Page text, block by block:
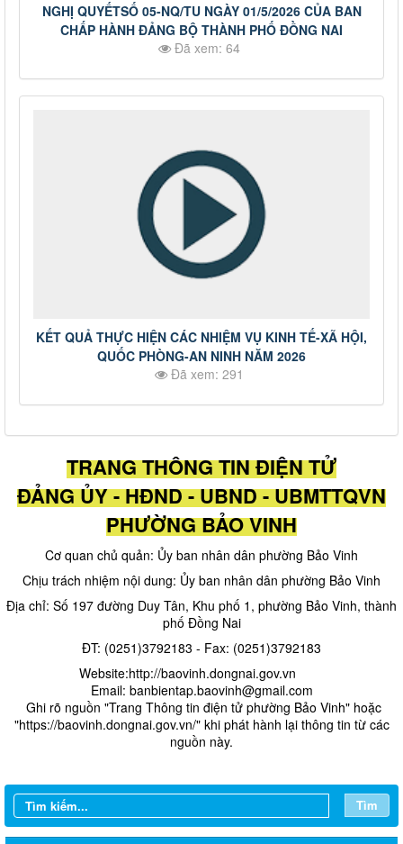
NGHỊ QUYẾTSỐ 05-NQ/TU NGÀY 01/5/2026 CỦA BAN
CHẤP HÀNH ĐẢNG BỘ THÀNH PHỐ ĐỒNG NAI
Đã xem: 64
KẾT QUẢ THỰC HIỆN CÁC NHIỆM VỤ KINH TẾ-XÃ HỘI,
QUỐC PHÒNG-AN NINH NĂM 2026
Đã xem: 291
TRANG THÔNG TIN ĐIỆN TỬ
ĐẢNG ỦY - HĐND - UBND - UBMTTQVN
PHƯỜNG BẢO VINH
Cơ quan chủ quản: Ủy ban nhân dân phường Bảo Vinh
Chịu trách nhiệm nội dung: Ủy ban nhân dân phường Bảo Vinh
Địa chỉ: Số 197 đường Duy Tân, Khu phố 1, phường Bảo Vinh, thành
phố Đồng Nai
ĐT: (0251)3792183 - Fax: (0251)3792183
Website:http://baovinh.dongnai.gov.vn
Email: banbientap.baovinh@gmail.com
​ Ghi rõ nguồn "Trang Thông tin điện tử phường Bảo Vinh" hoặc
"https://baovinh.dongnai.gov.vn/" khi phát hành lại thông tin từ các
nguồn này.
Tìm